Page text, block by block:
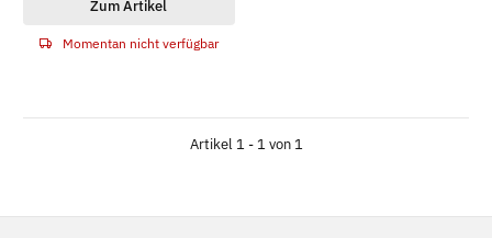
Zum Artikel
Momentan nicht verfügbar
Artikel 1 - 1 von 1